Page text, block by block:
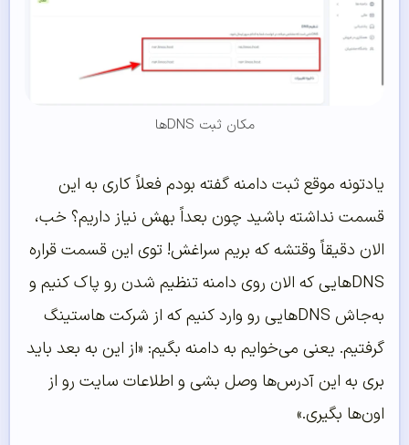
مکان ثبت DNSها
یادتونه موقع ثبت دامنه گفته بودم فعلاً کاری به این
قسمت نداشته باشید چون بعداً بهش نیاز داریم؟ خب،
الان دقیقاً وقتشه که بریم سراغش! توی این قسمت قراره
DNSهایی که الان روی دامنه تنظیم شدن رو پاک کنیم و
به‌جاش DNS‌هایی رو وارد کنیم که از شرکت هاستینگ
گرفتیم. یعنی می‌خوایم به دامنه بگیم: «از این به بعد باید
بری به این آدرس‌ها وصل بشی و اطلاعات سایت رو از
اون‌ها بگیری.»